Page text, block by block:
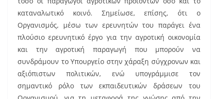
καταναλωτικό κοινό. Σημείωσε, επίσης, ότι ο
Οργανισμός, μέσω των ερευνητών του παράγει ένα
πλούσιο ερευνητικό έργο για την αγροτική οικονομία
και την αγροτική παραγωγή που μπορούν να
συνδράμουν το Υπουργείο στην χάραξη σύγχρονων και
αξιόπιστων πολιτικών, ενώ υπογράμμισε τον
σημαντικό ρόλο των εκπαιδευτικών δράσεων του